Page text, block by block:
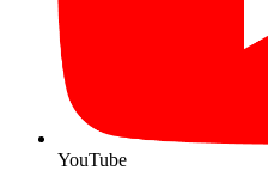
YouTube